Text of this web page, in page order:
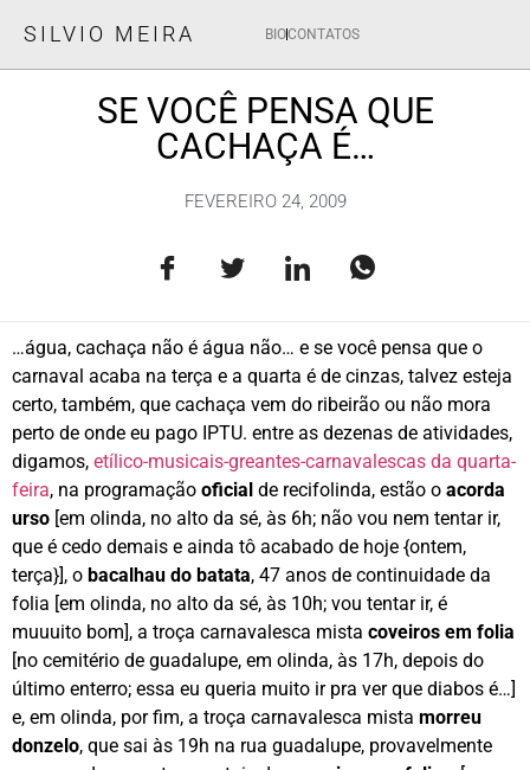
SILVIO MEIRA BIOCONTATOS
SE VOCÊ PENSA QUE
CACHAÇA É…
FEVEREIRO 24, 2009
…água, cachaça não é água não… e se você pensa que o
carnaval acaba na terça e a quarta é de cinzas, talvez esteja
certo, também, que cachaça vem do ribeirão ou não mora
perto de onde eu pago IPTU. entre as dezenas de atividades,
digamos, etílico-musicais-greantes-carnavalescas da quarta-
feira, na programação oficial de recifolinda, estão o acorda
urso [em olinda, no alto da sé, às 6h; não vou nem tentar ir,
que é cedo demais e ainda tô acabado de hoje {ontem,
terça}], o bacalhau do batata, 47 anos de continuidade da
folia [em olinda, no alto da sé, às 10h; vou tentar ir, é
muuuito bom], a troça carnavalesca mista coveiros em folia
[no cemitério de guadalupe, em olinda, às 17h, depois do
último enterro; essa eu queria muito ir pra ver que diabos é…]
e, em olinda, por fim, a troça carnavalesca mista morreu
donzelo, que sai às 19h na rua guadalupe, provavelmente